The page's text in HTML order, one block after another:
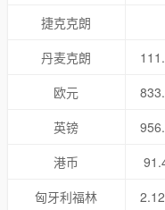
捷克克朗
丹麦克朗
欧元
英镑
港币
匈牙利福林